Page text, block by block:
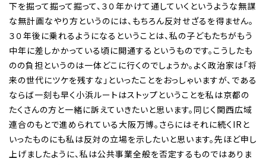
下を掘って掘って掘って、３０年かけて通していくというような無謀
な無計画なやり方というのには、もちろん反対せざるを得ません。
３０年後に乗れるようになるということは、私の子どもたちがもう
中年に差しかかっている頃に開通するというものです。こうしたも
のの負担というのは一体どこに行くのでしょうか。よく政治家は「将
来の世代にツケを残すな」といったことをおっしゃいますが、である
ならば一刻も早く小浜ルートはストップということを私は京都の
たくさんの方と一緒に訴えていきたいと思います。同じく関西広域
連合のもとで進められている大阪万博。さらにはそれに続くIRと
いったものにも私は反対の立場を示したいと思います。先ほど申し
上げましたように、私は公共事業全般を否定するものではありま